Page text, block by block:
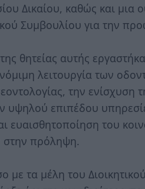
Δικαίου, καθώς και μια
Συμβουλίου για την
θητείας αυτής
λειτουργία των
την
επιπέδου
ευαισθητοποίηση του
στην πρόληψη.
με τα μέλη του